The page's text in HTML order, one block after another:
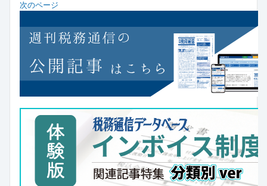
次のページ